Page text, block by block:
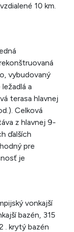
10 km.
vybudovaný
a
terasa hlavnej
Celková
z hlavnej 9-
ďalších
pre
je
vonkajší
bazén, 315
. krytý bazén